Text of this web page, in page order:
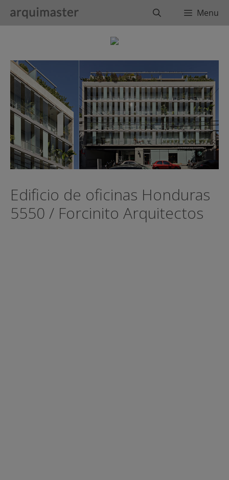
BuscarMenu
Edificio de oficinas Honduras
5550 / Forcinito Arquitectos